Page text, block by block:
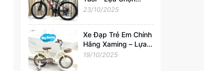
Hoàn Hảo Cho Tuổi
23/10/2025
Xe Đạp Trẻ Em Chính
Hãng Xaming – Lựa
Chọn Hoàn Hảo Cho
19/10/2025